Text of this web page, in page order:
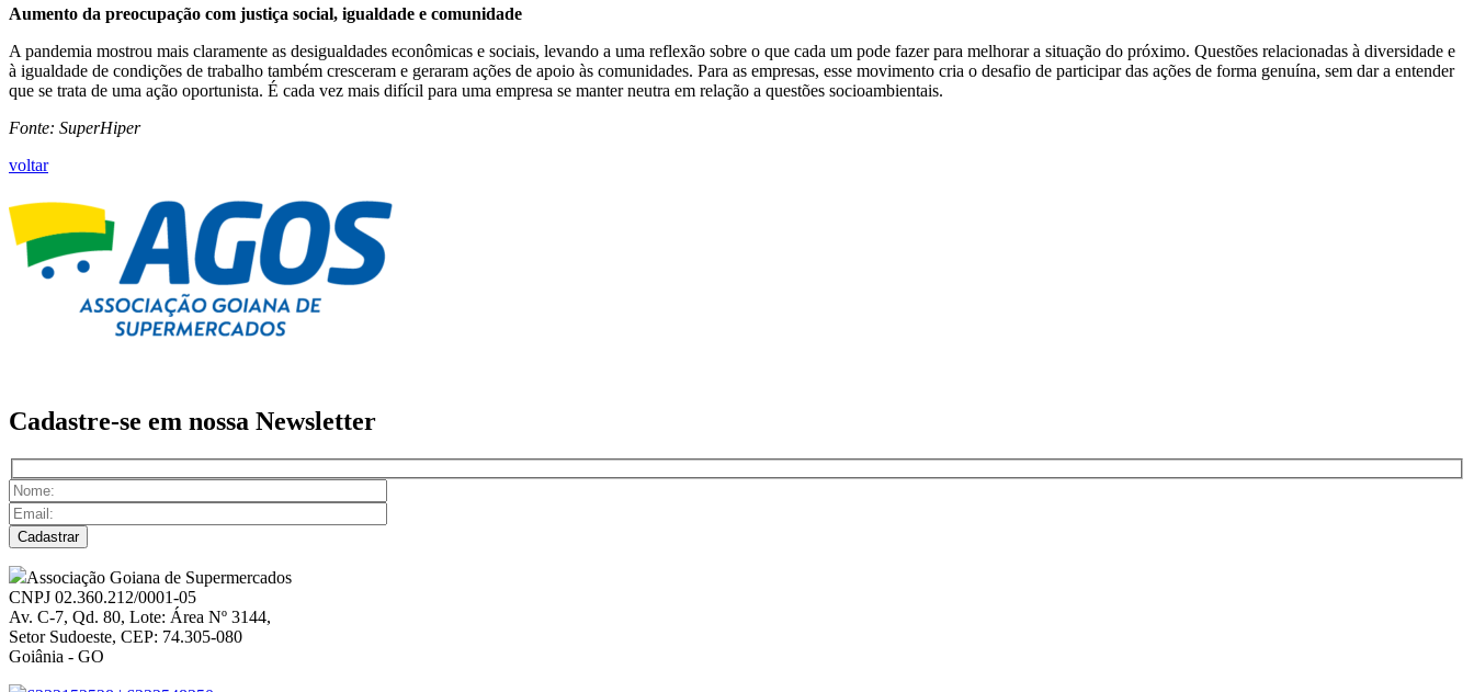
Aumento da preocupação com justiça social, igualdade e comunidade
A pandemia mostrou mais claramente as desigualdades econômicas e sociais, levando a uma reflexão sobre o que cada um pode fazer para melhorar a situação do próximo. Questões relacionadas à diversidade e
à igualdade de condições de trabalho também cresceram e geraram ações de apoio às comunidades. Para as empresas, esse movimento cria o desafio de participar das ações de forma genuína, sem dar a entender
que se trata de uma ação oportunista. É cada vez mais difícil para uma empresa se manter neutra em relação a questões socioambientais.
Fonte: SuperHiper
voltar
Cadastre-se em nossa Newsletter
Associação Goiana de Supermercados
CNPJ 02.360.212/0001-05
Av. C-7, Qd. 80, Lote: Área Nº 3144,
Setor Sudoeste, CEP: 74.305-080
Goiânia - GO